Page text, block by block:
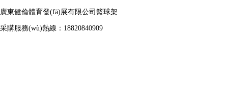
廣東健倫體育發(fā)展有限公司籃球架
采購服務(wù)熱線：18820840909